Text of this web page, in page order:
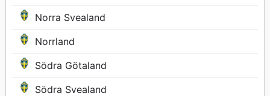
Norra Svealand
Norrland
Södra Götaland
Södra Svealand